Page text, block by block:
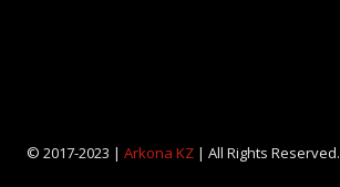
© 2017-2023 | Arkona KZ| All Rights Reserved.